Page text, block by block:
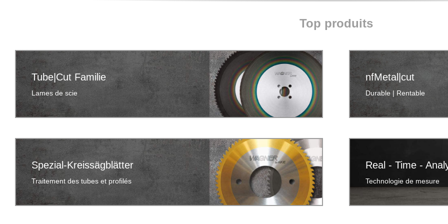
Top produits
Tube|Cut Familie
Lames de scie
nfMetal|cut
Durable | Rentable
Spezial-Kreissägblätter
Traitement des tubes et profilés
Real - Time -
Technologie de mesure